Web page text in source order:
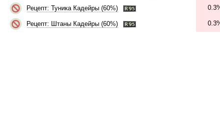
Рецепт: Туника Кадейры (60%)
Рецепт: Штаны Кадейры (60%)